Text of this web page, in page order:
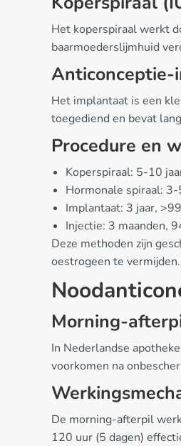
Het koperspiraal werkt
baarmoederslijmhuid
Het implantaat is een
toegediend en bevat
Procedure en
Koperspiraal: 5-10
Hormonale spiraal:
Implantaat: 3 jaar,
Injectie: 3 maanden,
Deze methoden zijn
oestrogeen te vermijden.
Morning-
In Nederlandse
voorkomen na
De morning-afterpil
120 uur (5 dagen)